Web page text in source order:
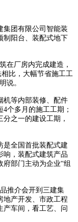
团有限公司智能装
制阳台、装配式地下
厂房内完成建造，
比，大幅节省施工工
说。
等内部装修、配件
个多月的施工工期；
之一的建设工期，
全国首批装配式建
响，装配式建筑产品
部门主动为企业“组
推介会开到三建集
地产开发、市政工程
产车间，看工艺、问